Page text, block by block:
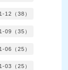
12（38）
09（35）
06（25）
03（25）